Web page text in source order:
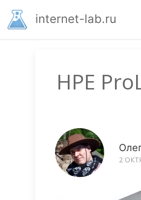
основномуinternet-lab.ru
HPE
2